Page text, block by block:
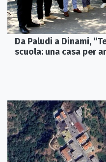
Da Paludi a Dinami,
scuola: una casa per